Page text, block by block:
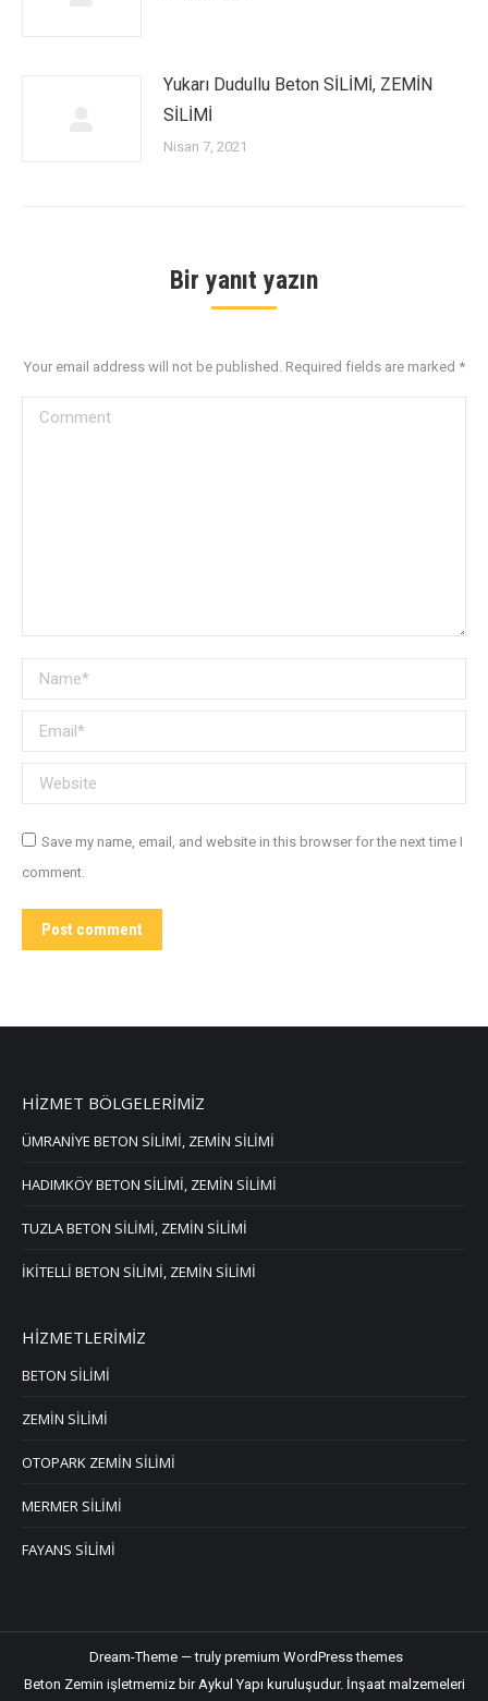
Yukarı Dudullu Beton SİLİMİ, ZEMİN
SİLİMİ
Nisan 7, 2021
Bir yanıt yazın
Your email address will not be published. Required fields are marked *
Comment
Name *
Email *
Website
Save my name, email, and website in this browser for the next time I
comment.
Post comment
HİZMET BÖLGELERİMİZ
ÜMRANİYE BETON SİLİMİ, ZEMİN SİLİMİ
HADIMKÖY BETON SİLİMİ, ZEMİN SİLİMİ
TUZLA BETON SİLİMİ, ZEMİN SİLİMİ
İKİTELLİ BETON SİLİMİ, ZEMİN SİLİMİ
HİZMETLERİMİZ
BETON SİLİMİ
ZEMİN SİLİMİ
OTOPARK ZEMİN SİLİMİ
MERMER SİLİMİ
FAYANS SİLİMİ
Dream-Theme — truly premium WordPress themes
Beton Zemin işletmemiz bir Aykul Yapı kuruluşudur. İnşaat malzemeleri